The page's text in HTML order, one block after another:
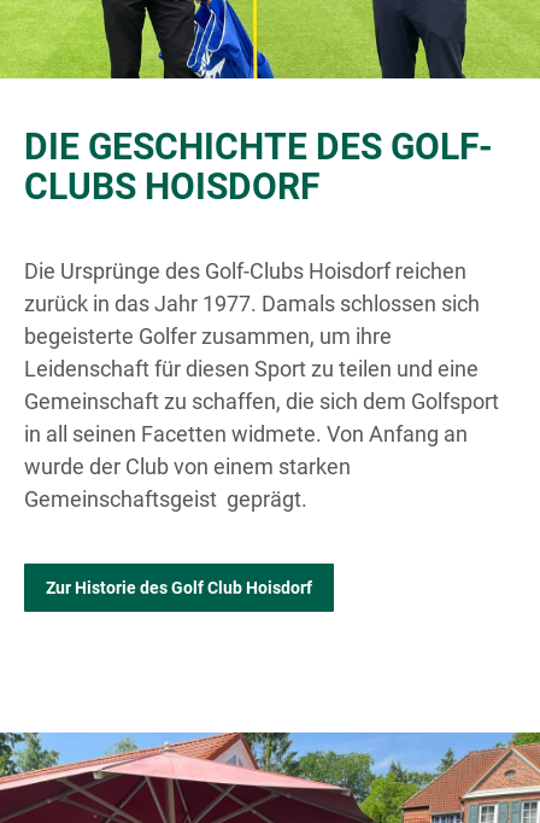
DIE GESCHICHTE DES GOLF-
CLUBS HOISDORF
Die Ursprünge des Golf-Clubs Hoisdorf reichen
zurück in das Jahr 1977. Damals schlossen sich
begeisterte Golfer zusammen, um ihre
Leidenschaft für diesen Sport zu teilen und eine
Gemeinschaft zu schaffen, die sich dem Golfsport
in all seinen Facetten widmete. Von Anfang an
wurde der Club von einem starken
Gemeinschaftsgeist geprägt.
Zur Historie des Golf Club Hoisdorf